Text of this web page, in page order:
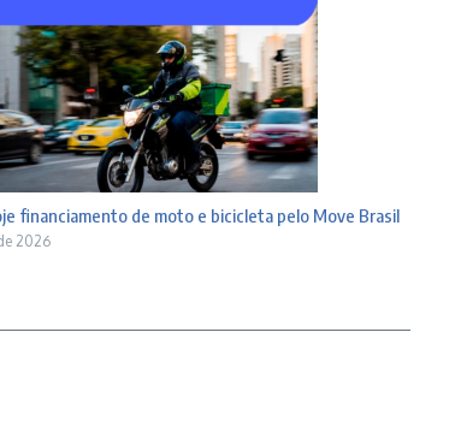
financiamento de moto e bicicleta pelo Move Brasil
2026